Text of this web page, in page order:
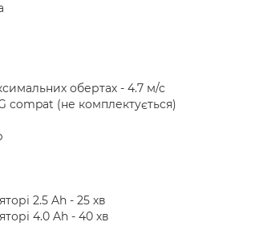
обертах - 4.7 м/с
compat (не комплектується)
2.5 Ah - 25 хв
4.0 Ah - 40 хв